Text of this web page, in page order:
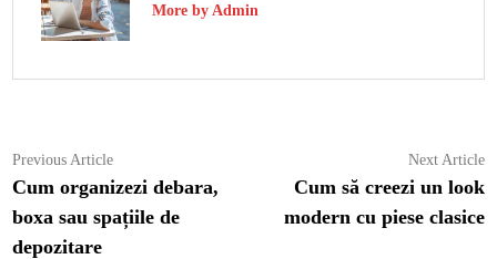
More by Admin
Navigare
în
articole
Previous ArticlePrevious
article:
Cum organizezi debara,
boxa sau spațiile de
depozitare
Next Article
Cum să creezi un look
modern cu piese clasice